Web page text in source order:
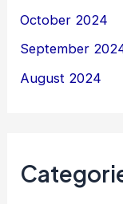
October 2024
September
August 2024